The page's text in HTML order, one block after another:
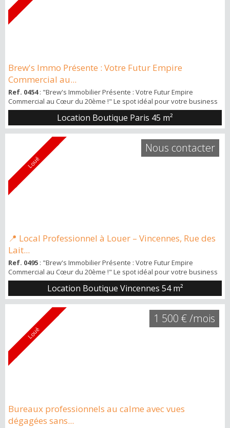
Brew's Immo Présente : Votre Futur Empire
Commercial au...
Ref. 0454: "Brew's Immobilier Présente : Votre Futur Empire
Commercial au Cœur du 20ème !" Le spot idéal pour votre business
: Un local commercial spacieux et lumineux avec une grande vitrine,
situé au 15 rue du Surmelin, juste à côté du métro Pelleport.
Imaginez votre enseigne brillant dans ce quartier dynamique du
20ème arrondissement ! Détails du local : Espace ouvert de 30 m² :
Location Boutique Paris 45 m²
Loué
📍 Local Professionnel à Louer – Vincennes, Rue des
Lait...
Ref. 0495 : "Brew's Immobilier Présente : Votre Futur Empire
Commercial au Cœur du 20ème !" Le spot idéal pour votre business
: Un local commercial spacieux et lumineux avec une grande vitrine,
situé au 15 rue du Surmelin, juste à côté du métro Pelleport.
Imaginez votre enseigne brillant dans ce quartier dynamique du
20ème arrondissement ! Détails du local : Espace ouvert de 30 m² :
Location Boutique Vincennes 54 m²
Nous contacter
Loué
Bureaux professionnels au calme avec vues
dégagées sans...
1 500 € /mois